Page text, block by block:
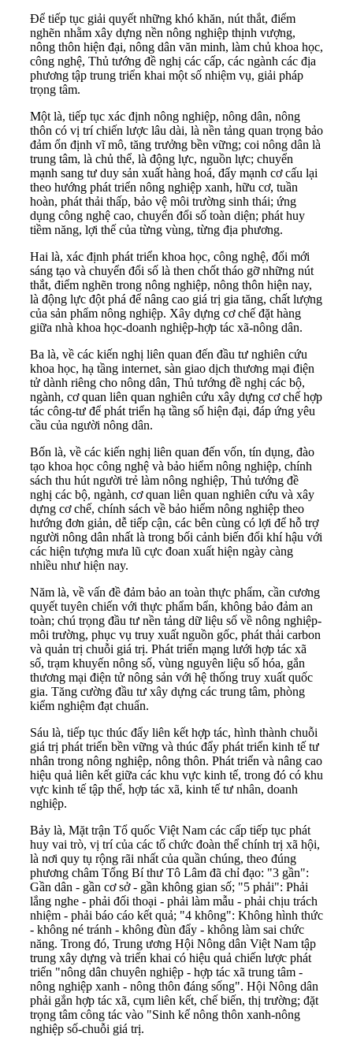
Để tiếp tục giải quyết những khó khăn, nút thắt, điểm
nghẽn nhằm xây dựng nền nông nghiệp thịnh vượng,
nông thôn hiện đại, nông dân văn minh, làm chủ khoa học,
công nghệ, Thủ tướng đề nghị các cấp, các ngành các địa
phương tập trung triển khai một số nhiệm vụ, giải pháp
trọng tâm.
Một là, tiếp tục xác định nông nghiệp, nông dân, nông
thôn có vị trí chiến lược lâu dài, là nền tảng quan trọng bảo
đảm ổn định vĩ mô, tăng trưởng bền vững; coi nông dân là
trung tâm, là chủ thể, là động lực, nguồn lực; chuyển
mạnh sang tư duy sản xuất hàng hoá, đẩy mạnh cơ cấu lại
theo hướng phát triển nông nghiệp xanh, hữu cơ, tuần
hoàn, phát thải thấp, bảo vệ môi trường sinh thái; ứng
dụng công nghệ cao, chuyển đổi số toàn diện; phát huy
tiềm năng, lợi thế của từng vùng, từng địa phương.
Hai là, xác định phát triển khoa học, công nghệ, đổi mới
sáng tạo và chuyển đổi số là then chốt tháo gỡ những nút
thắt, điểm nghẽn trong nông nghiệp, nông thôn hiện nay,
là động lực đột phá để nâng cao giá trị gia tăng, chất lượng
của sản phẩm nông nghiệp. Xây dựng cơ chế đặt hàng
giữa nhà khoa học-doanh nghiệp-hợp tác xã-nông dân.
Ba là, về các kiến nghị liên quan đến đầu tư nghiên cứu
khoa học, hạ tầng internet, sàn giao dịch thương mại điện
tử dành riêng cho nông dân, Thủ tướng đề nghị các bộ,
ngành, cơ quan liên quan nghiên cứu xây dựng cơ chế hợp
tác công-tư để phát triển hạ tầng số hiện đại, đáp ứng yêu
cầu của người nông dân.
Bốn là, về các kiến nghị liên quan đến vốn, tín dụng, đào
tạo khoa học công nghệ và bảo hiểm nông nghiệp, chính
sách thu hút người trẻ làm nông nghiệp, Thủ tướng đề
nghị các bộ, ngành, cơ quan liên quan nghiên cứu và xây
dựng cơ chế, chính sách về bảo hiểm nông nghiệp theo
hướng đơn giản, dễ tiếp cận, các bên cùng có lợi để hỗ trợ
người nông dân nhất là trong bối cảnh biến đổi khí hậu với
các hiện tượng mưa lũ cực đoan xuất hiện ngày càng
nhiều như hiện nay.
Năm là, về vấn đề đảm bảo an toàn thực phẩm, cần cương
quyết tuyên chiến với thực phẩm bẩn, không bảo đảm an
toàn; chú trọng đầu tư nền tảng dữ liệu số về nông nghiệp-
môi trường, phục vụ truy xuất nguồn gốc, phát thải carbon
và quản trị chuỗi giá trị. Phát triển mạng lưới hợp tác xã
số, trạm khuyến nông số, vùng nguyên liệu số hóa, gắn
thương mại điện tử nông sản với hệ thống truy xuất quốc
gia. Tăng cường đầu tư xây dựng các trung tâm, phòng
kiểm nghiệm đạt chuẩn.
Sáu là, tiếp tục thúc đẩy liên kết hợp tác, hình thành chuỗi
giá trị phát triển bền vững và thúc đẩy phát triển kinh tế tư
nhân trong nông nghiệp, nông thôn. Phát triển và nâng cao
hiệu quả liên kết giữa các khu vực kinh tế, trong đó có khu
vực kinh tế tập thể, hợp tác xã, kinh tế tư nhân, doanh
nghiệp.
Bảy là, Mặt trận Tổ quốc Việt Nam các cấp tiếp tục phát
huy vai trò, vị trí của các tổ chức đoàn thể chính trị xã hội,
là nơi quy tụ rộng rãi nhất của quần chúng, theo đúng
phương châm Tổng Bí thư Tô Lâm đã chỉ đạo: "3 gần":
Gần dân - gần cơ sở - gần không gian số; "5 phải": Phải
lắng nghe - phải đối thoại - phải làm mẫu - phải chịu trách
nhiệm - phải báo cáo kết quả; "4 không": Không hình thức
- không né tránh - không đùn đẩy - không làm sai chức
năng. Trong đó, Trung ương Hội Nông dân Việt Nam tập
trung xây dựng và triển khai có hiệu quả chiến lược phát
triển "nông dân chuyên nghiệp - hợp tác xã trung tâm -
nông nghiệp xanh - nông thôn đáng sống". Hội Nông dân
phải gắn hợp tác xã, cụm liên kết, chế biến, thị trường; đặt
trọng tâm công tác vào "Sinh kế nông thôn xanh-nông
nghiệp số-chuỗi giá trị.